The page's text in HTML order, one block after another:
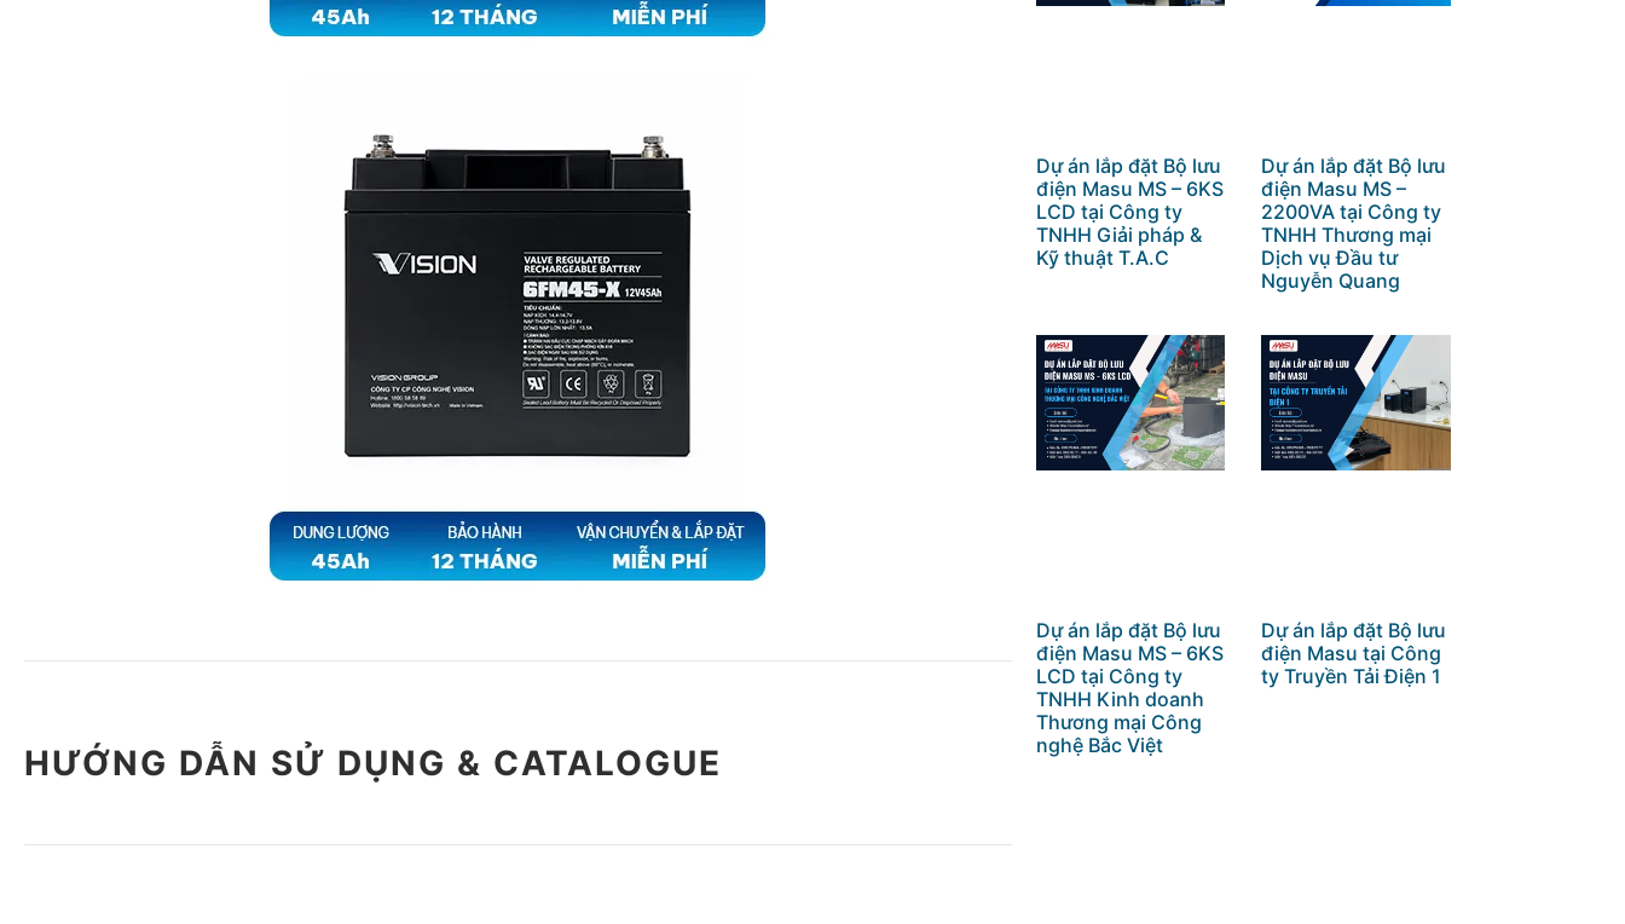
HƯỚNG DẪN SỬ DỤNG & CATALOGUE
Dự án lắp đặt Bộ lưu
điện Masu MS – 6KS
LCD tại Công ty
TNHH Giải pháp &
Kỹ thuật T.A.C
Dự án lắp đặt Bộ lưu
điện Masu MS –
2200VA tại Công ty
TNHH Thương mại
Dịch vụ Đầu tư
Nguyễn Quang
Dự án lắp đặt Bộ lưu
điện Masu MS – 6KS
LCD tại Công ty
TNHH Kinh doanh
Thương mại Công
nghệ Bắc Việt
Dự án lắp đặt Bộ lưu
điện Masu tại Công
ty Truyền Tải Điện 1